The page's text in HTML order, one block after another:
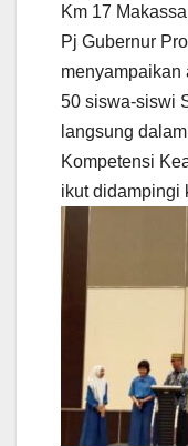
Km 17
Pj Gubernur
menyampaikan
50 siswa-siswi
langsung
Kompetensi
ikut didampingi